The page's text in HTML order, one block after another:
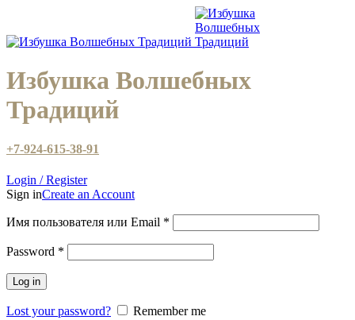
Избушка Волшебных
Традиций
+7-924-615-38-91
Login / Register
Sign inCreate an Account
Имя пользователя или Email *
Password *
Log in
Lost your password?
Remember me